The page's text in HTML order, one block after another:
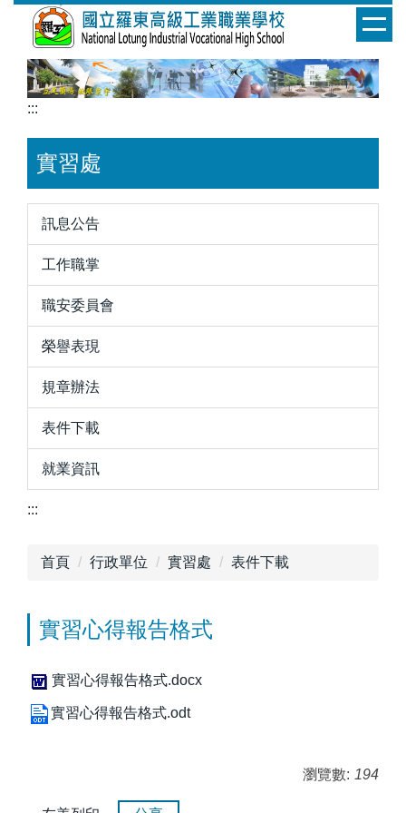
:::
實習處
訊息公告
工作職掌
職安委員會
榮譽表現
規章辦法
表件下載
就業資訊
:::
首頁 行政單位 實習處 表件下載
實習心得報告格式
實習心得報告格式.docx
實習心得報告格式.odt
瀏覽數: 194